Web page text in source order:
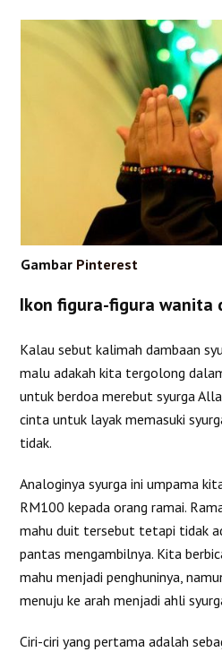
Gambar Pinterest
Ikon figura-figura wanita
Kalau sebut kalimah dambaan
malu adakah kita tergolong
untuk berdoa merebut syurga
cinta untuk layak memasuki
tidak.
Analoginya syurga ini umpama
RM100 kepada orang ramai.
mahu duit tersebut tetapi tidak
pantas mengambilnya. Kita
mahu menjadi penghuninya,
menuju ke arah menjadi ahli
Ciri-ciri yang pertama adalah